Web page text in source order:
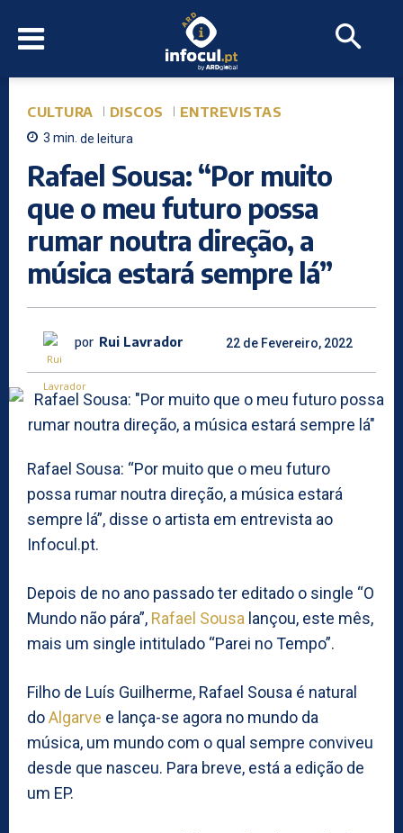
CULTURA DISCOS ENTREVISTAS
3 min. de leitura
Rafael Sousa: “Por muito
que o meu futuro possa
rumar noutra direção, a
música estará sempre lá”
por Rui Lavrador 22 de Fevereiro, 2022
Rafael Sousa: “Por muito que o meu futuro
possa rumar noutra direção, a música estará
sempre lá”, disse o artista em entrevista ao
Infocul.pt.
Depois de no ano passado ter editado o single “O
Mundo não pára”, Rafael Sousa lançou, este mês,
mais um single intitulado “Parei no Tempo”.
Filho de Luís Guilherme, Rafael Sousa é natural
doAlgarve e lança-se agora no mundo da
música, um mundo com o qual sempre conviveu
desde que nasceu. Para breve, está a edição de
um EP.